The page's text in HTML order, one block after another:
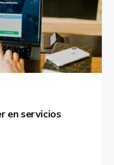
en servicios